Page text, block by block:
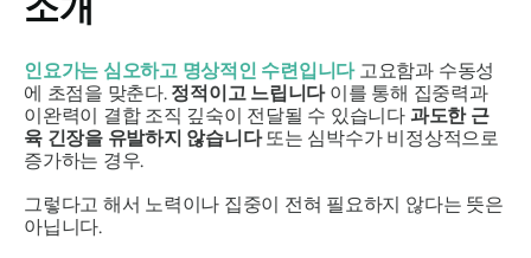
인요가는 심오하고 명상적인 수련입니다고요함과 수동성
에 초점을 맞춘다.정적이고 느립니다이를 통해 집중력과
이완력이 결합 조직 깊숙이 전달될 수 있습니다 과도한 근
육 긴장을 유발하지 않습니다또는 심박수가 비정상적으로
증가하는 경우.
그렇다고 해서 노력이나 집중이 전혀 필요하지 않다는 뜻은
아닙니다.